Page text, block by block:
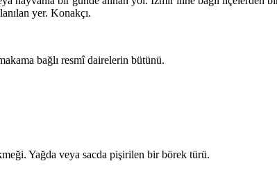
yer. Konakçı.
bağlı resmî dairelerin bütünü.
Yağda veya sacda pişirilen bir börek türü.